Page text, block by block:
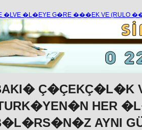
�LVE �L�EYE G�RE ���EK VE (RULO
Ç�ÇEKÇ�L�K
HER
AYNI